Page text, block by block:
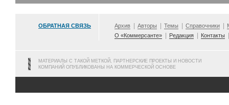
ОБРАТНАЯ СВЯЗЬ Архив Авторы Темы Справочники
О «Коммерсанте»
Редакция Контакты
МАТЕРИАЛЫ С ТАКОЙ МЕТКОЙ, ПАРТНЕРСКИЕ ПРОЕКТЫ И НОВОСТИ
КОМПАНИЙ ОПУБЛИКОВАНЫ НА КОММЕРЧЕСКОЙ ОСНОВЕ